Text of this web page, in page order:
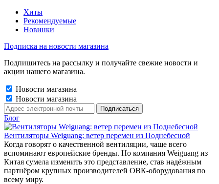
Хиты
Рекомендуемые
Новинки
Подписка на новости магазина
Подпишитесь на рассылку и получайте свежие новости и
акции нашего магазина.
Новости магазина
Новости магазина
Блог
Вентиляторы Weiguang: ветер перемен из Поднебесной
Когда говорят о качественной вентиляции, чаще всего
вспоминают европейские бренды. Но компания Weiguang из
Китая сумела изменить это представление, став надёжным
партнёром крупных производителей ОВК-оборудования по
всему миру.